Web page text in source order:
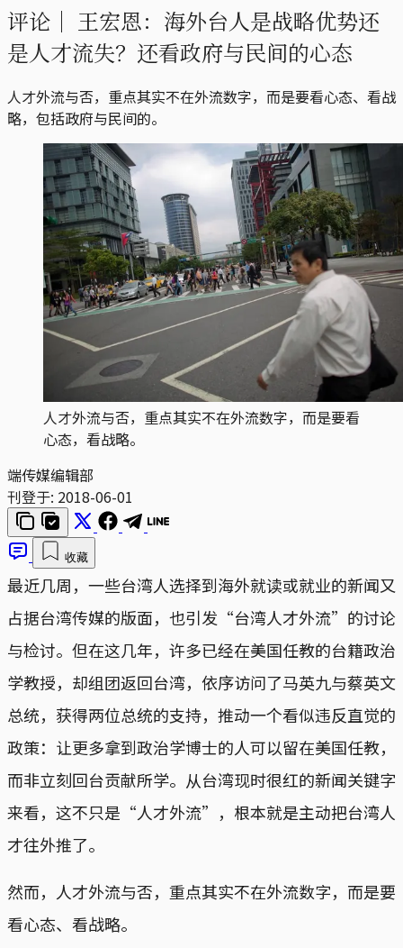
评论｜ 王宏恩：海外台人是战略优势还
是人才流失？还看政府与民间的心态
人才外流与否，重点其实不在外流数字，而是要看心态、看战
略，包括政府与民间的。
人才外流与否，重点其实不在外流数字，而是要看
心态，看战略。
端传媒编辑部
刊登于: 2018-06-01
收藏
最近几周，一些台湾人选择到海外就读或就业的新闻又
占据台湾传媒的版面，也引发“台湾人才外流”的讨论
与检讨。但在这几年，许多已经在美国任教的台籍政治
学教授，却组团返回台湾，依序访问了马英九与蔡英文
总统，获得两位总统的支持，推动一个看似违反直觉的
政策：让更多拿到政治学博士的人可以留在美国任教，
而非立刻回台贡献所学。从台湾现时很红的新闻关键字
来看，这不只是“人才外流”，根本就是主动把台湾人
才往外推了。
然而，人才外流与否，重点其实不在外流数字，而是要
看心态、看战略。